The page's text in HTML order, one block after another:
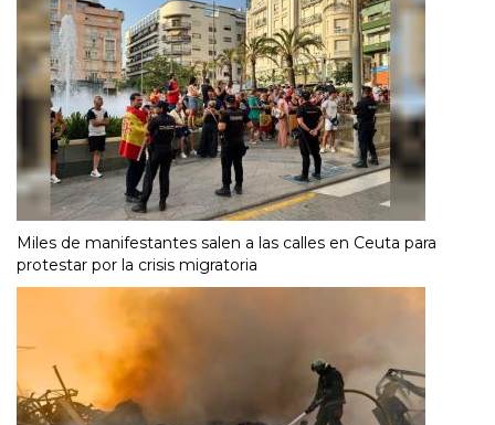
Miles de manifestantes salen a las calles en Ceuta para
protestar por la crisis migratoria